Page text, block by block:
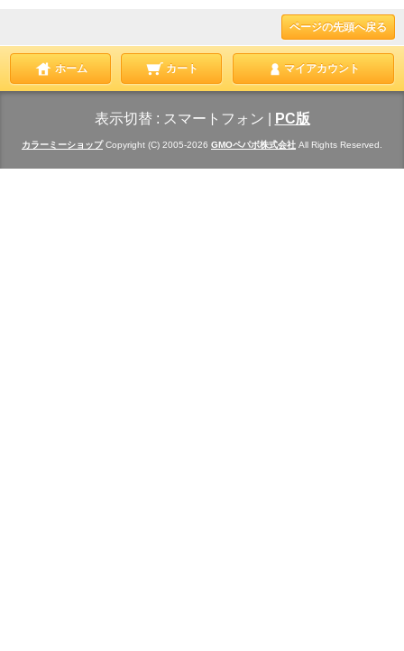
ページの先頭へ戻る
ホーム カート マイアカウント
表示切替 : スマートフォン PC版
カラーミーショップCopyright (C) 2005-2026 GMOペパボ株式会社 All Rights Reserved.